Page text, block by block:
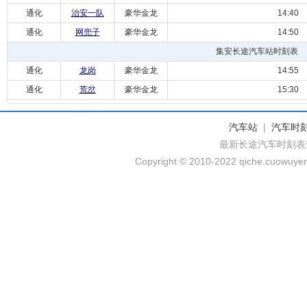
通化
治安一队 豪华金龙
14:40
通化
网兜子 豪华金龙
14:50
集安长途汽车站时刻表
通化
龙岗 豪华金龙
14:55
通化
荒岔 豪华金龙 15:30
汽车站 | 汽车时
最新长途汽车时刻
Copyright © 2010-2022